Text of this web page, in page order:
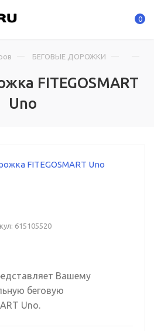
0
FITEGOSMART
Uno
БЕГОВЫЕ ДОРОЖКИ
615105520
Вашему
беговую
Uno.